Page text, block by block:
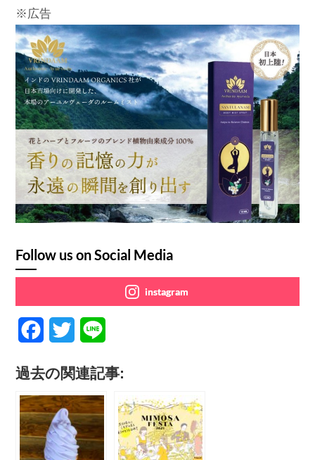
※広告
Follow us on Social Media
instagram
c
e
b
o
i
t
t
e
n
過去の関連記事: